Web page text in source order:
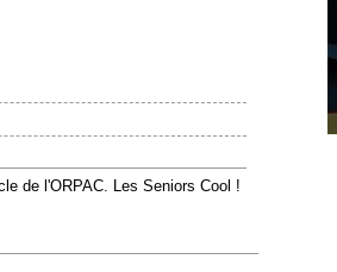
de l'ORPAC. Les Seniors Cool !